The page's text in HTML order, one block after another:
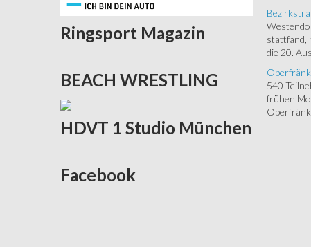
stattfand,
die 20.
540
frühen
Ringsport Magazin
BEACH WRESTLING
HDVT 1 Studio München
Facebook